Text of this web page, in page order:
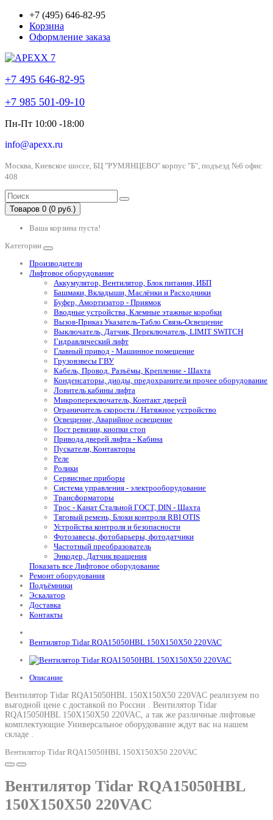
+7 (495) 646-82-95
Корзина
Оформление заказа
+7 495 646-82-95
+7 985 501-09-10
Пн-Пт 10:00 -18:00
info@apexx.ru
Москва, Киевское шоссе, БЦ "РУМЯНЦЕВО" корпус "Б", подъезд №6 офис
408
Товаров 0 (0 руб.)
Ваша корзина пуста!
Категории
Производители
Лифтовое оборудование
Аккумулятор, Вентилятор, Блок питания, ИБП
Башмаки, Вкладыши, Маслёнки и Расходники
Буфер, Амортизатор - Приямок
Вводные устройства, Клемные этажные коробки
Вызов-Приказ Указатель-Табло Связь-Освещение
Выключатель, Датчик, Переключатель, LIMIT SWITCH
Гидравлический лифт
Главный привод - Машинное помещение
Грузовзвесы ГВУ
Кабель, Провод, Разъёмы, Крепление - Шахта
Конденсаторы, диоды, предохранители прочее оборудование
Ловитель кабины лифта
Микропереключатель, Контакт дверей
Ограничитель скорости / Натяжное устройство
Освещение, Аварийное освещение
Пост ревизии, кнопки стоп
Привода дверей лифта - Кабина
Пускатели, Контакторы
Реле
Ролики
Сервисные приборы
Система управления - электрооборудование
Трансформаторы
Трос - Канат Стальной ГОСТ, DIN - Шахта
Тяговый ремень, Блоки контроля RBI OTIS
Устройства контроля и безопасности
Фотозавесы, фотобарьеры, фотодатчики
Частотный преобразователь
Энкодер, Датчик вращения
Показать все Лифтовое оборудование
Ремонт оборудования
Подъёмники
Эскалатор
Доставка
Контакты
Вентилятор Tidar RQA15050HBL 150X150X50 220VAC
Описание
Вентилятор Tidar RQA15050HBL 150X150X50 220VAC реализуем по
выгодной цене с доставкой по России . Вентилятор Tidar
RQA15050HBL 150X150X50 220VAC, а так же различные лифтовые
комплектующие Универсальное оборудование ждут вас на нашем
складе .
Вентилятор Tidar RQA15050HBL 150X150X50 220VAC
Вентилятор Tidar RQA15050HBL
150X150X50 220VAC